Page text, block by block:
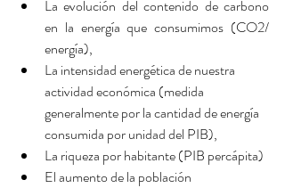
La evolución del contenido de carbono
en la energía que consumimos (CO2/
energía),
La intensidad energética de nuestra
actividad económica (medida
generalmente por la cantidad de energía
consumida por unidad del PIB),
La riqueza por habitante (PIB percápita)
El aumento de la población